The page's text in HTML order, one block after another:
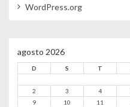
WordPress.org
agosto 2026
D S T
2
3 4
9
10 11